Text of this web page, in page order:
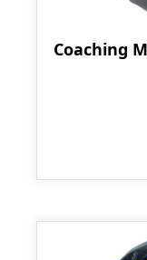
Coaching